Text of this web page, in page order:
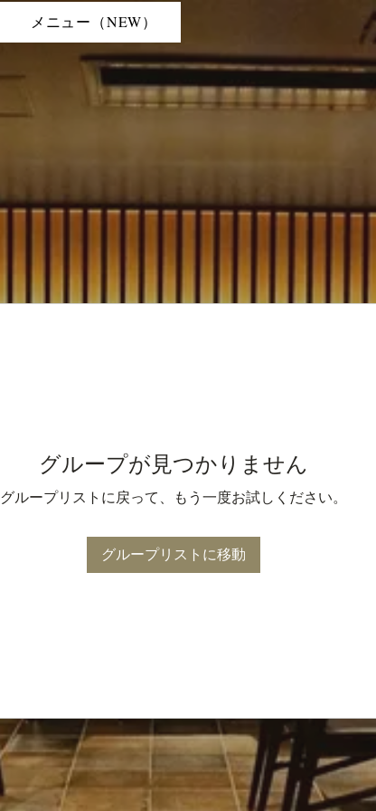
メニュー（NEW）
グループが見つかりません
グループリストに戻って、もう一度お試しください。
グループリストに移動